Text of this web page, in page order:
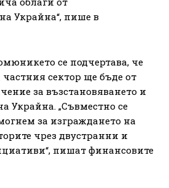
Украйна“, пише в
се подчертава, че
сектор ще бъде от
за възстановяването и
Украйна. „Съвместно се
за изграждането на
чрез двустранни и
пишат финансовите